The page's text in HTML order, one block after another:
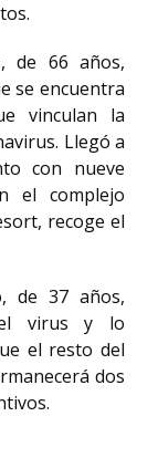
de 66 años,
se encuentra
vinculan la
Llegó a
con nueve
el complejo
recoge el
de 37 años,
el virus y lo
el resto del
dos